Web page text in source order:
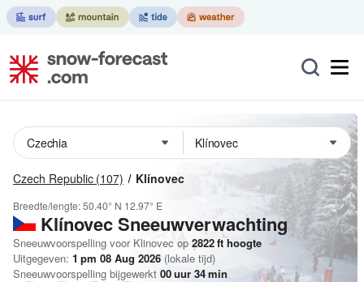
Czech Republic (107) Klínovec
Breedte/lengte:50.40° N 12.97° E
KlínovecSneeuwverwachting
Sneeuwvoorspelling voor Klinovec op 2822fthoogte
Uitgegeven: 1 pm 08 Aug 2026 (lokale tijd)
Sneeuwvoorspelling bijgewerkt 00uur 34min